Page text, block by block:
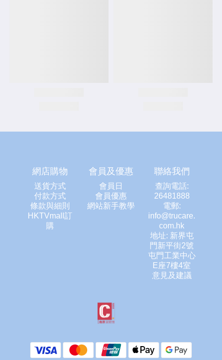
網店購物
送貨方式
付款方式
條款與細則
HKTVmall訂
購
會員及優惠
會員日
會員優惠
網站新手教學
聯絡我們
查詢電話:
26481888
電郵:
info@trucare.
com.hk
地址: 新界屯
門新平街2號
屯門工業中心
E座7樓4室
意見及建議